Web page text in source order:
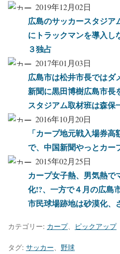
2019年12月02日
広島のサッカースタジア
にトラックマンを導入し
３独占
2017年01月03日
広島市は松井市長ではダ
新聞に黒田博樹広島市長
スタジアム取材班は森
2016年10月20日
「カープ地元戦入場券
で、中国新聞やっとカー
2015年02月25日
カープ女子熱、男気熱で
化!?、一方で４月の広島
市民球場跡地は砂漠化、
カテゴリー: カープ、 ピックアップ
タグ: サッカー 野球